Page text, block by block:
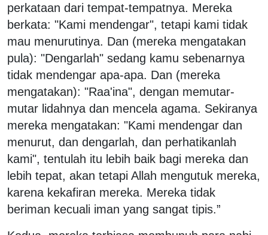
perkataan dari tempat-tempatnya. Mereka
berkata: "Kami mendengar", tetapi kami tidak
mau menurutinya. Dan (mereka mengatakan
pula): "Dengarlah" sedang kamu sebenarnya
tidak mendengar apa-apa. Dan (mereka
mengatakan): "Raa'ina", dengan memutar-
mutar lidahnya dan mencela agama. Sekiranya
mereka mengatakan: "Kami mendengar dan
menurut, dan dengarlah, dan perhatikanlah
kami", tentulah itu lebih baik bagi mereka dan
lebih tepat, akan tetapi Allah mengutuk mereka,
karena kekafiran mereka. Mereka tidak
beriman kecuali iman yang sangat tipis.”